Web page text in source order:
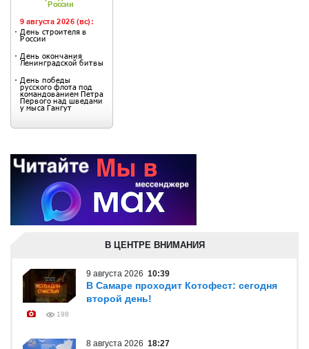
В ЦЕНТРЕ ВНИМАНИЯ
9 августа 2026 10:39
В Самаре проходит Котофест: сегодня
второй день!
198
8 августа 2026 18:27